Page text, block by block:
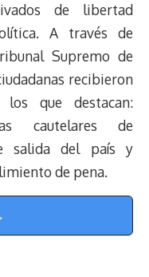
de libertad
A través de
Supremo de
recibieron
los que destacan:
cautelares de
salida del país y
de pena.